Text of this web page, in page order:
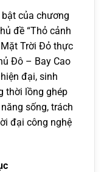
của chương
đề “Thỏ cảnh
Trời Đỏ thực
Đô – Bay Cao
đại, sinh
thời lồng ghép
sống, trách
đại công nghệ